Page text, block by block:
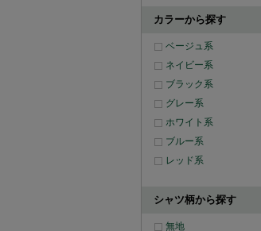
カラーから探す
ベージュ系
ネイビー系
ブラック系
グレー系
ホワイト系
ブルー系
レッド系
シャツ柄から探す
無地